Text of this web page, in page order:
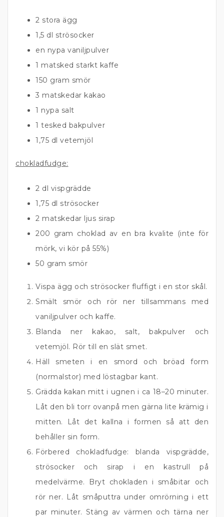
2 stora ägg
1,5 dl strösocker
en nypa vaniljpulver
1 matsked starkt kaffe
150 gram smör
3 matskedar kakao
1 nypa salt
1 tesked bakpulver
1,75 dl vetemjöl
chokladfudge:
2 dl vispgrädde
1,75 dl strösocker
2 matskedar ljus sirap
200 gram choklad av en bra kvalite (inte för
mörk, vi kör på 55%)
50 gram smör
Vispa ägg och strösocker fluffigt i en stor skål.
Smält smör och rör ner tillsammans med
vaniljpulver och kaffe.
Blanda ner kakao, salt, bakpulver och
vetemjöl. Rör till en slät smet.
Häll smeten i en smord och bröad form
(normalstor) med löstagbar kant.
Grädda kakan mitt i ugnen i ca 18–20 minuter.
Låt den bli torr ovanpå men gärna lite krämig i
mitten. Låt det kallna i formen så att den
behåller sin form.
Förbered chokladfudge: blanda vispgrädde,
strösocker och sirap i en kastrull på
medelvärme. Bryt chokladen i småbitar och
rör ner. Låt småputtra under omrörning i ett
par minuter. Stäng av värmen och tärna ner